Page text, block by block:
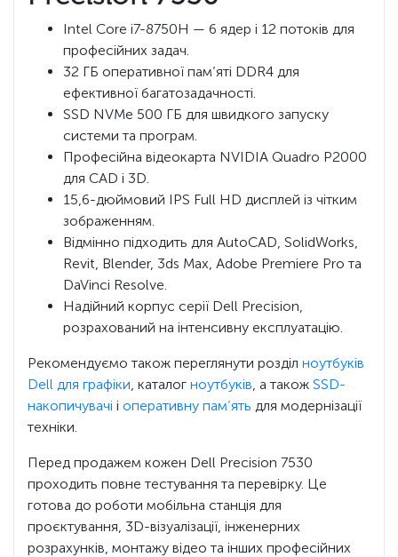
Intel Core i7-8750H — 6 ядер і 12 потоків для
професійних задач.
32 ГБ оперативної пам’яті DDR4 для
ефективної багатозадачності.
SSD NVMe 500 ГБ для швидкого запуску
системи та програм.
Професійна відеокарта NVIDIA Quadro P2000
для CAD і 3D.
15,6-дюймовий IPS Full HD дисплей із чітким
зображенням.
Відмінно підходить для AutoCAD, SolidWorks,
Revit, Blender, 3ds Max, Adobe Premiere Pro та
DaVinci Resolve.
Надійний корпус серії Dell Precision,
розрахований на інтенсивну експлуатацію.
Рекомендуємо також переглянути розділ ноутбуків
Dell для графіки , каталог ноутбуків , а також SSD-
накопичувачі і оперативну пам’ять для модернізації
техніки.
Перед продажем кожен Dell Precision 7530
проходить повне тестування та перевірку. Це
готова до роботи мобільна станція для
проєктування, 3D-візуалізації, інженерних
розрахунків, монтажу відео та інших професійних